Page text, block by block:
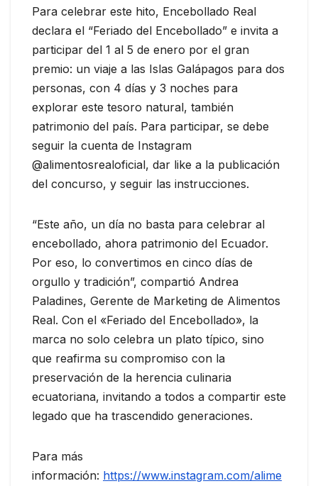
Para celebrar este hito, Encebollado Real
declara el “Feriado del Encebollado” e invita a
participar del 1 al 5 de enero por el gran
premio: un viaje a las Islas Galápagos para dos
personas, con 4 días y 3 noches para
explorar este tesoro natural, también
patrimonio del país. Para participar, se debe
seguir la cuenta de Instagram
@alimentosrealoficial, dar like a la publicación
del concurso, y seguir las instrucciones.
“Este año, un día no basta para celebrar al
encebollado, ahora patrimonio del Ecuador.
Por eso, lo convertimos en cinco días de
orgullo y tradición”, compartió Andrea
Paladines, Gerente de Marketing de Alimentos
Real. Con el «Feriado del Encebollado», la
marca no solo celebra un plato típico, sino
que reafirma su compromiso con la
preservación de la herencia culinaria
ecuatoriana, invitando a todos a compartir este
legado que ha trascendido generaciones.
Para más
información: https://www.instagram.com/alime